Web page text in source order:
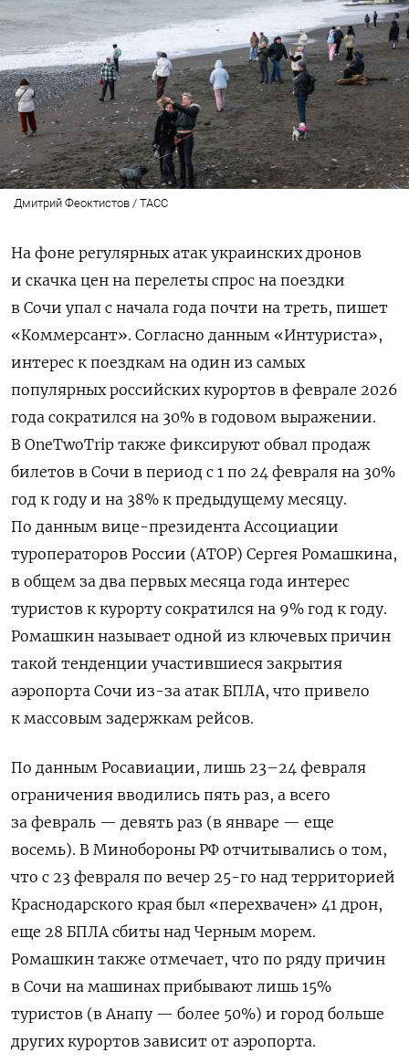
Дмитрий Феоктистов / ТАСС
На фоне регулярных атак украинских дронов
и скачка цен на перелеты спрос на поездки
в Сочи упал с начала года почти на треть, пишет
«Коммерсант». Согласно данным «Интуриста»,
интерес к поездкам на один из самых
популярных российских курортов в феврале 2026
года сократился на 30% в годовом выражении.
В OneTwoTrip также фиксируют обвал продаж
билетов в Сочи в период с 1 по 24 февраля на 30%
год к году и на 38% к предыдущему месяцу.
По данным вице-президента Ассоциации
туроператоров России (АТОР) Сергея Ромашкина,
в общем за два первых месяца года интерес
туристов к курорту сократился на 9% год к году.
Ромашкин называет одной из ключевых причин
такой тенденции участившиеся закрытия
аэропорта Сочи из-за атак БПЛА, что привело
к массовым задержкам рейсов.
По данным Росавиации, лишь 23–24 февраля
ограничения вводились пять раз, а всего
за февраль — девять раз (в январе — еще
восемь). В Минобороны РФ отчитывались о том,
что с 23 февраля по вечер 25-го над территорией
Краснодарского края был «перехвачен» 41 дрон,
еще 28 БПЛА сбиты над Черным морем.
Ромашкин также отмечает, что по ряду причин
в Сочи на машинах прибывают лишь 15%
туристов (в Анапу — более 50%) и город больше
других курортов зависит от аэропорта.